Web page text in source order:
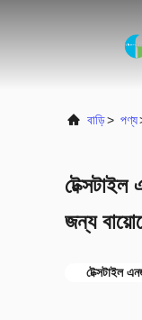
বাড়ি> পণ্য
জন্য
টেক্সটাইল